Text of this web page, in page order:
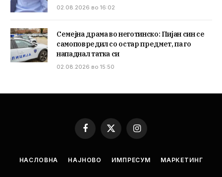
02.08.2026 во 16:02
Семејна драма во неготинско: Пијан син се
самоповредил со остар предмет, па го
нападнал татка си
02.08.2026 во 15:50
Facebook
X
Instagram
НАСЛОВНА НАЈНОВО ИМПРЕСУМ МАРКЕТИНГ